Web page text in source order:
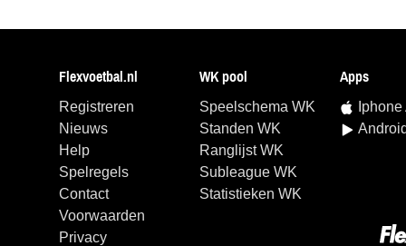
Flexvoetbal.nl
Registreren
Nieuws
Help
Spelregels
Contact
Voorwaarden
Privacy
WK pool
Speelschema WK
Standen WK
Ranglijst WK
Subleague WK
Statistieken WK
Apps